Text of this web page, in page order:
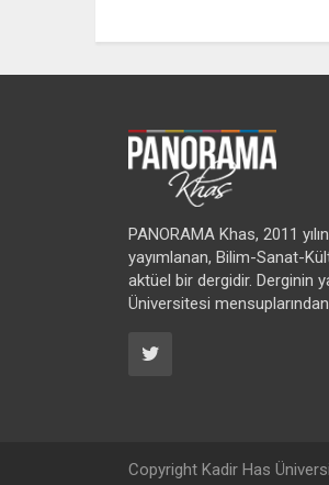
PANORAMA Khas, 2011
yayımlanan, Bilim-Sanat-
aktüel bir dergidir. Derginin
Üniversitesi
Copyright Kadir Has